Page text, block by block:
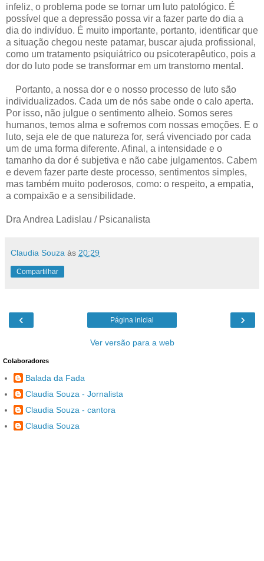
infeliz, o problema pode se tornar um luto patológico. É
possível que a depressão possa vir a fazer parte do dia a
dia do indivíduo. É muito importante, portanto, identificar que
a situação chegou neste patamar, buscar ajuda profissional,
como um tratamento psiquiátrico ou psicoterapêutico, pois a
dor do luto pode se transformar em um transtorno mental.
Portanto, a nossa dor e o nosso processo de luto são
individualizados. Cada um de nós sabe onde o calo aperta.
Por isso, não julgue o sentimento alheio. Somos seres
humanos, temos alma e sofremos com nossas emoções. E o
luto, seja ele de que natureza for, será vivenciado por cada
um de uma forma diferente. Afinal, a intensidade e o
tamanho da dor é subjetiva e não cabe julgamentos. Cabem
e devem fazer parte deste processo, sentimentos simples,
mas também muito poderosos, como: o respeito, a empatia,
a compaixão e a sensibilidade.
Dra Andrea Ladislau / Psicanalista
Claudia Souza às 20:29
Compartilhar
‹ ›
Página inicial
Ver versão para a web
Colaboradores
Balada da Fada
Claudia Souza - Jornalista
Claudia Souza - cantora
Claudia Souza